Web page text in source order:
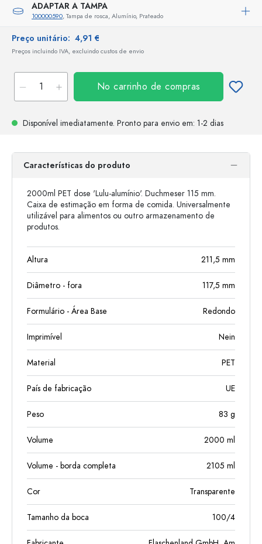
ADAPTAR A TAMPA
100000590, Tampa de rosca, Alumínio, Prateado
Preço unitário: 4,91 €
Preços incluindo IVA, excluindo custos de envio
No carrinho de compras
Disponível imediatamente. Pronto para envio em: 1-2 dias
Características do produto
2000ml PET dose 'Lulu-alumínio'. Duchmeser 115 mm.
Caixa de estimação em forma de comida. Universalmente
utilizável para alimentos ou outro armazenamento de
produtos.
Altura 211,5 mm
Diâmetro - fora 117,5 mm
Formulário - Área Base Redondo
Imprimível Nein
Material PET
País de fabricação UE
Peso 83 g
Volume 2000 ml
Volume - borda completa 2105 ml
Cor Transparente
Tamanho da boca 100/4